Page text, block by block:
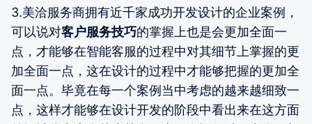
3.美洽服务商拥有近千家成功开发设计的企业案例，
可以说对客户服务技巧的掌握上也是会更加全面一
点，才能够在智能客服的过程中对其细节上掌握的更
加全面一点，这在设计的过程中才能够把握的更加全
面一点。毕竟在每一个案例当中考虑的越来越细致一
点，这样才能够在设计开发的阶段中看出来在这方面